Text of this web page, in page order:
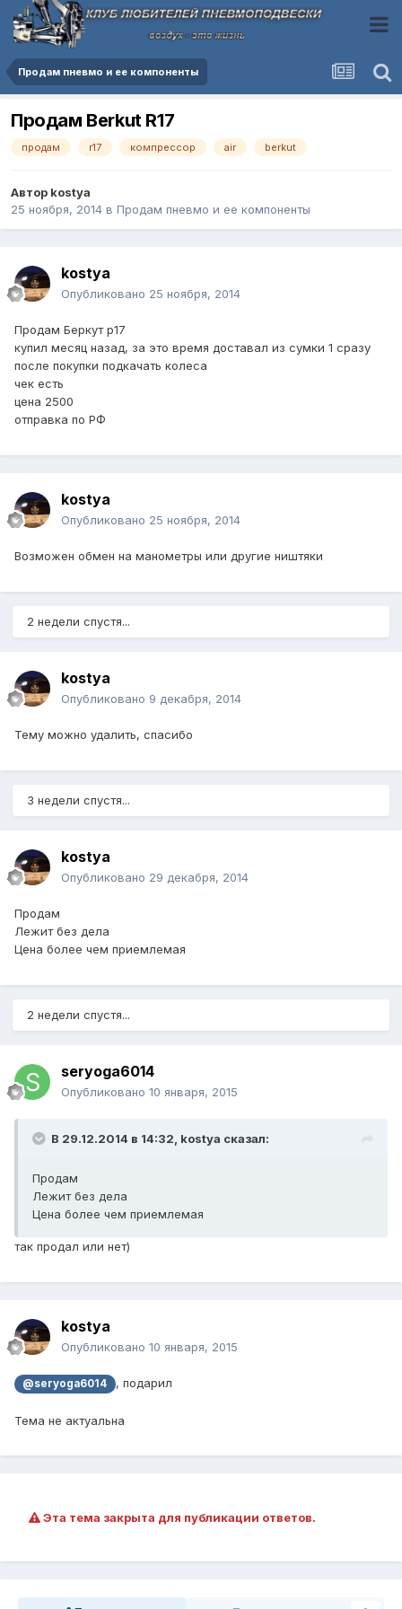
Продам пневмо и ее компоненты
Продам Berkut R17
продам r17 компрессор air berkut
Автор kostya
25 ноября, 2014 в Продам пневмо и ее компоненты
kostya
Опубликовано 25 ноября, 2014
Продам Беркут р17
купил месяц назад, за это время доставал из сумки 1 сразу
после покупки подкачать колеса
чек есть
цена 2500
отправка по РФ
kostya
Опубликовано 25 ноября, 2014
Возможен обмен на манометры или другие ништяки
2 недели спустя...
kostya
Опубликовано 9 декабря, 2014
Тему можно удалить, спасибо
3 недели спустя...
kostya
Опубликовано 29 декабря, 2014
Продам
Лежит без дела
Цена более чем приемлемая
2 недели спустя...
seryoga6014
Опубликовано 10 января, 2015
В 29.12.2014 в 14:32, kostya сказал:
Продам
Лежит без дела
Цена более чем приемлемая
так продал или нет)
kostya
Опубликовано 10 января, 2015
@seryoga6014 , подарил
Тема не актуальна
Эта тема закрыта для публикации ответов.